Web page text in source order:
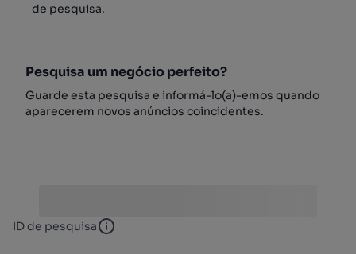
de pesquisa.
Pesquisa um negócio perfeito?
Guarde esta pesquisa e informá-lo(a)-emos quando
aparecerem novos anúncios coincidentes.
ID de pesquisa ID de pesquisa